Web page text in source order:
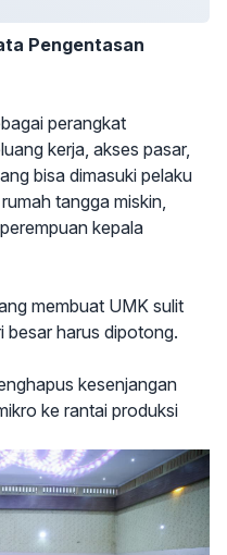
Pengentasan
perangkat
kerja, akses pasar,
bisa dimasuki pelaku
tangga miskin,
kepala
membuat UMK sulit
besar harus dipotong.
kesenjangan
ke rantai produksi